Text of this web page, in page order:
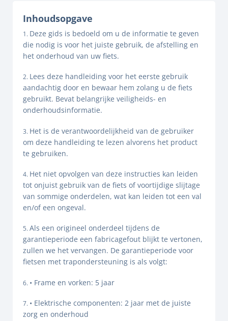
Inhoudsopgave
Deze gids is bedoeld om u de informatie te geven
die nodig is voor het juiste gebruik, de afstelling en
het onderhoud van uw fiets.
Lees deze handleiding voor het eerste gebruik
aandachtig door en bewaar hem zolang u de fiets
gebruikt. Bevat belangrijke veiligheids- en
onderhoudsinformatie.
Het is de verantwoordelijkheid van de gebruiker
om deze handleiding te lezen alvorens het product
te gebruiken.
Het niet opvolgen van deze instructies kan leiden
tot onjuist gebruik van de fiets of voortijdige slijtage
van sommige onderdelen, wat kan leiden tot een val
en/of een ongeval.
Als een origineel onderdeel tijdens de
garantieperiode een fabricagefout blijkt te vertonen,
zullen we het vervangen. De garantieperiode voor
fietsen met trapondersteuning is als volgt:
• Frame en vorken: 5 jaar
• Elektrische componenten: 2 jaar met de juiste
zorg en onderhoud